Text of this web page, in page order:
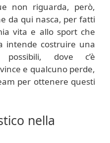
non riguarda, però,
da qui nasca, per fatti
vita e allo sport che
intende costruire una
dove c’è
e qualcuno perde,
per ottenere questi
nella